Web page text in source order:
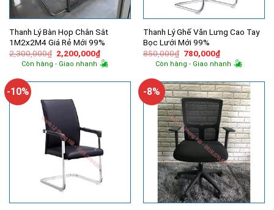
Thanh Lý Bàn Họp Chân Sắt
1M2x2M4 Giá Rẻ Mới 99%
2,300,000₫ Giá
gốc
là:
2,200,000₫Giá
hiện
tại
2,200,000₫.
Còn hàng - Giao nhanh
Thanh Lý Ghế Văn Lưng Cao Tay
Bọc Lưới Mới 99%
850,000₫ Giá
gốc
là:
780,000₫Giá
hiện
tại
780,000₫.
Còn hàng - Giao nhanh
-10% -8%